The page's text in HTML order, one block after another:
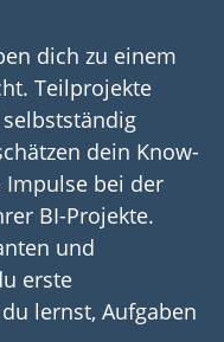
dich zu einem
Teilprojekte
dein Know-
bei der
BI-Projekte.
und
erste
lernst, Aufgaben